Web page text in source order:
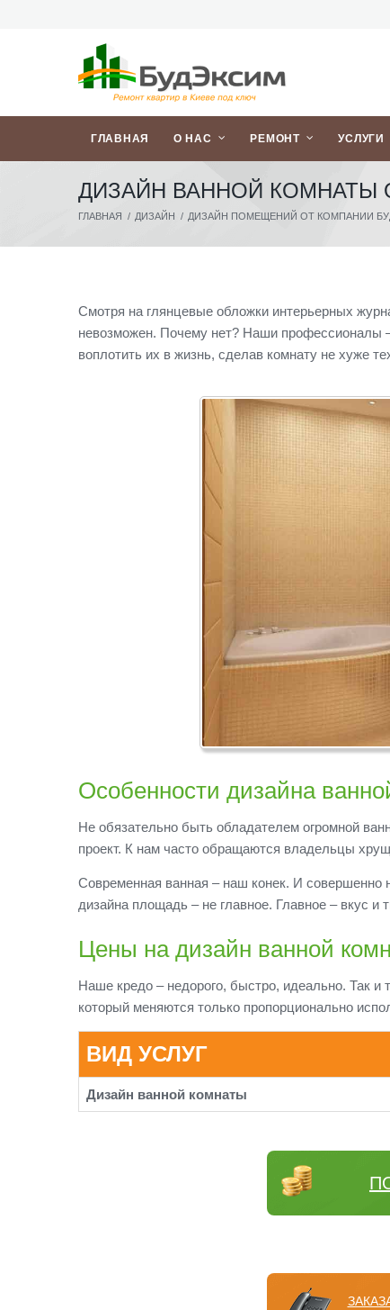
ГЛАВНАЯ О НАС РЕМОНТ УСЛУГИ
ДИЗАЙН ВАННОЙ КОМНАТЫ
ГЛАВНАЯ / ДИЗАЙН / ДИЗАЙН ПОМЕЩЕНИЙ ОТ КОМПАНИИ
Смотря на глянцевые обложки интерьерных
невозможен. Почему нет? Наши профессионалы
воплотить их в жизнь, сделав комнату не хуже
Особенности дизайна
Не обязательно быть обладателем огромной
проект. К нам часто обращаются владельцы
Современная ванная – наш конек. И совершенно
дизайна площадь – не главное. Главное – вкус
Цены на дизайн ванной
Наше кредо – недорого, быстро, идеально. Так
который меняются только пропорционально
ВИД УСЛУГ
Дизайн ванной комнаты